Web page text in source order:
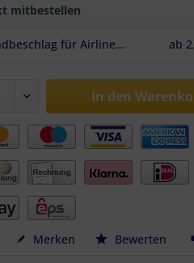
mitbestellen
Endbeschlag für Airlineschienen, Halterung rot, LC 500 daN ab
In den
Merken Bewerten